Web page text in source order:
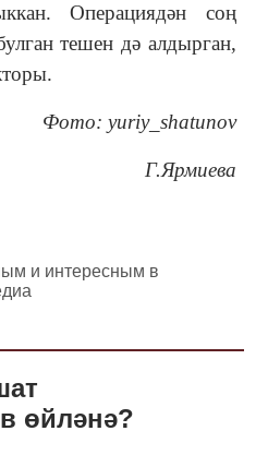
Операциядән соң
тешен дә алдырган,
Фото: yuriy_shatunov
Г.Ярмиева
и интересным в
өйләнә?